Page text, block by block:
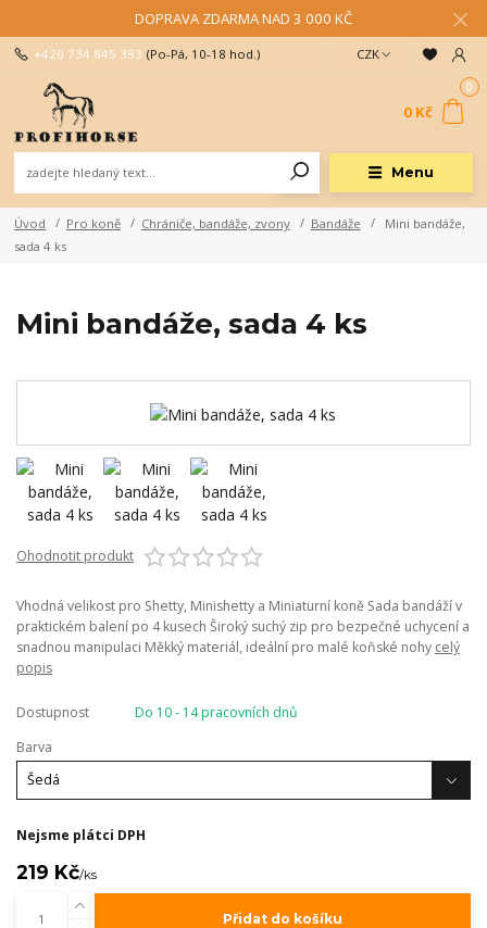
DOPRAVA ZDARMA NAD 3 000 KČ
Menu
CZK
+420 734 845 393 (Po-Pá, 10-18 hod.)
0
0 Kč
Úvod Pro koně Chrániče, bandáže, zvony Bandáže
Mini bandáže,
sada 4 ks
Mini bandáže, sada 4 ks
Ohodnotit produkt
Vhodná velikost pro Shetty, Minishetty a Miniaturní koně Sada bandáží v
praktickém balení po 4 kusech Široký suchý zip pro bezpečné uchycení a
snadnou manipulaci Měkký materiál, ideální pro malé koňské nohy celý
popis
Dostupnost
Do 10 - 14 pracovních dnů
Barva
Nejsme plátci DPH
219 Kč/ks
Přidat do košíku